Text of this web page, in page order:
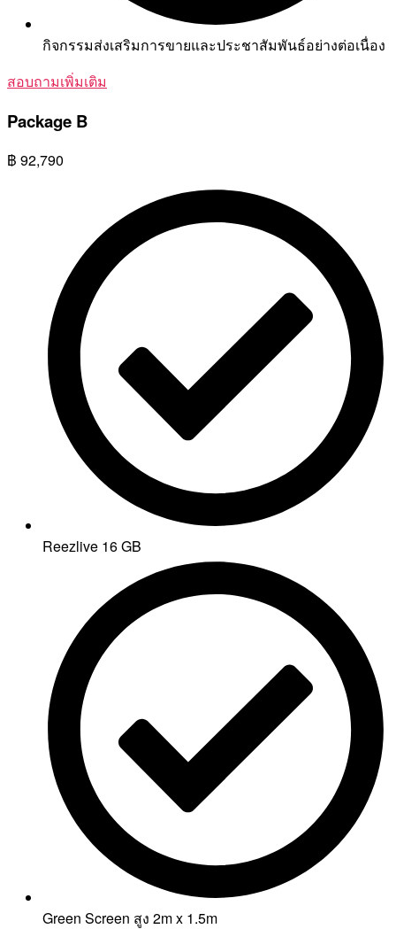
กิจกรรมส่งเสริมการขายและประชาสัมพันธ์อย่างต่อเนื่อง
สอบถามเพิ่มเติม
Package B
฿ 92,790
Reezlive 16 GB
Green Screen สูง 2m x 1.5m